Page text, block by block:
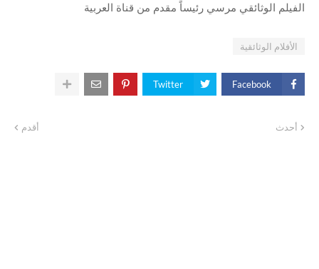
الفيلم الوثائقي مرسي رئيساً مقدم من قناة العربية
الأفلام الوثائقية
Facebook
Twitter
أحدث أقدم